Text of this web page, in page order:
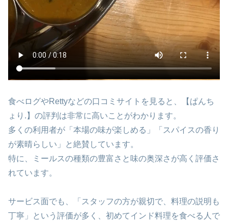
食べログやRettyなどの口コミサイトを見ると、【ぱんち
ょり.】の評判は非常に高いことがわかります。
多くの利用者が「本場の味が楽しめる」「スパイスの香り
が素晴らしい」と絶賛しています。
特に、ミールスの種類の豊富さと味の奥深さが高く評価さ
れています。
サービス面でも、「スタッフの方が親切で、料理の説明も
丁寧」という評価が多く、初めてインド料理を食べる人で